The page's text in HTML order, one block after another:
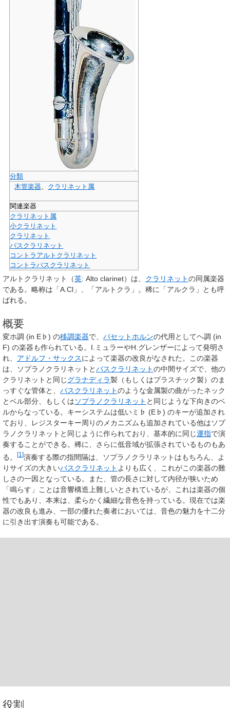
分類
木管楽器
クラリネット属
関連楽器
クラリネット属
小クラリネット
クラリネット
バスクラリネット
コントラアルトクラリネット
コントラバスクラリネット
アルトクラリネット （英: Alto clarinet）は、 クラリネットの同属楽器
である。略称は「A.Cl」、「アルトクラ」。稀に「アルクラ」とも呼
ばれる。
概要
変ホ調 (in E♭) の移調楽器で、 バセットホルンの代用としてヘ調 (in
F) の楽器も作られている。I.ミュラーやH.グレンザーによって発明さ
れ、 アドルフ・サックスによって楽器の改良がなされた。この楽器
は、ソプラノクラリネットとバスクラリネットの中間サイズで、他の
クラリネットと同じグラナディラ製（もしくはプラスチック製）のま
っすぐな管体と、 バスクラリネットのような金属製の曲がったネック
とベル部分、もしくはソプラノクラリネット と同じような下向きのベ
ルからなっている。キーシステムは低いミ♭ (E♭) のキーが追加され
ており、レジスターキー周りのメカニズムも追加されている他はソプ
ラノクラリネットと同じように作られており、基本的に同じ運指で演
奏することができる。稀に、さらに低音域が拡張されているものもあ
る。
[1 ]演奏する際の指間隔は、ソプラノクラリネットはもちろん、よ
りサイズの大きいバスクラリネット よりも広く、これがこの楽器の難
しさの一因となっている。また、管の長さに対して内径が狭いため
「鳴らす」ことは音響構造上難しいとされているが、これは楽器の個
性でもあり、本来は、柔らかく繊細な音色を持っている。現在では楽
器の改良も進み、一部の優れた奏者においては、音色の魅力を十二分
に引き出す演奏も可能である。
役割